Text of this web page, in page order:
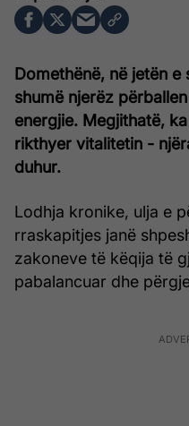
Domethënë, në jetën
shumë njerëz
energjie. Megjithatë,
rikthyer vitalitetin -
duhur.
Lodhja kronike, ulja e
rraskapitjes janë
zakoneve të këqija të
pabalancuar dhe